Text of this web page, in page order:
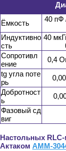
Ёмкость
40
Индуктивно
сть
40
Сопротивл
ение
0,4
tg угла поте
рь
Добротност
ь
Фазовый сд
виг
Настольных
Актаком АММ-